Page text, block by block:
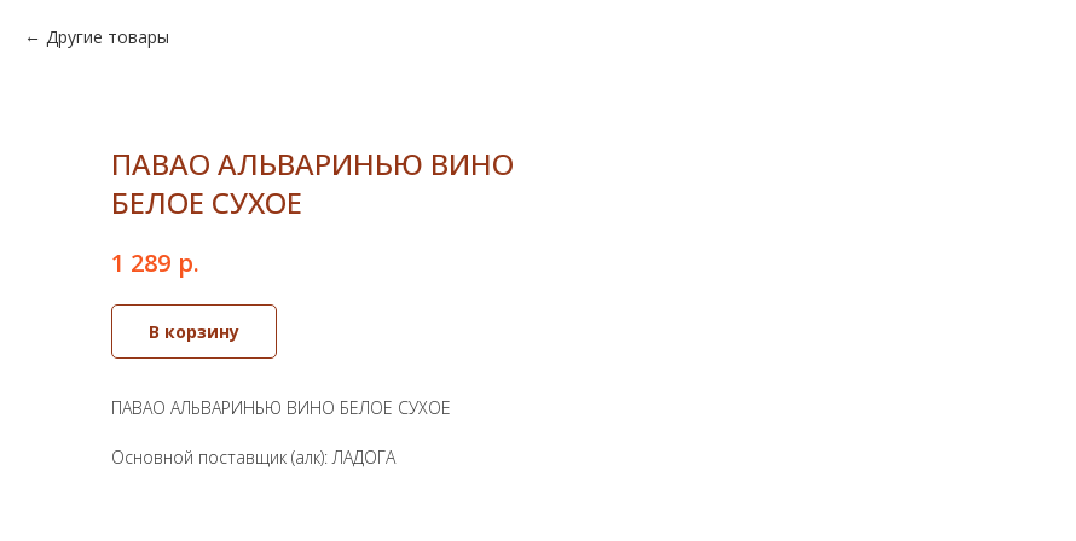
Другие товары
ПАВАО АЛЬВАРИНЬЮ ВИНО
БЕЛОЕ СУХОЕ
1 289 р.
В корзину
ПАВАО АЛЬВАРИНЬЮ ВИНО БЕЛОЕ СУХОЕ
Основной поставщик (алк): ЛАДОГА